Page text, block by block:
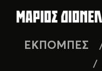
ΕΚΠΟΜΠΕΣ